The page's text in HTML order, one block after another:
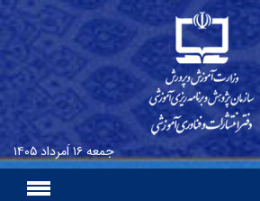
جمعه۱۶ اَمرداد ۱۴۰۵